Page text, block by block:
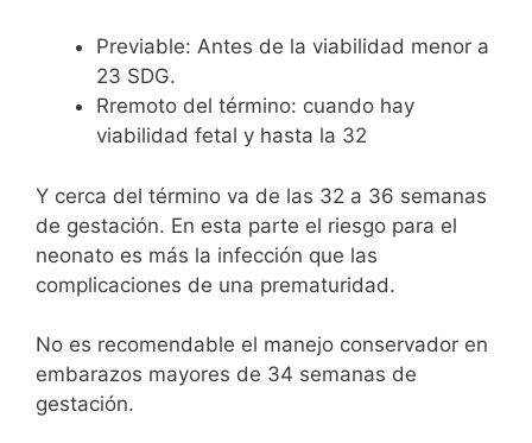
Previable: Antes de la viabilidad menor a
23 SDG.
Rremoto del término: cuando hay
viabilidad fetal y hasta la 32
Y cerca del término va de las 32 a 36 semanas
de gestación. En esta parte el riesgo para el
neonato es más la infección que las
complicaciones de una prematuridad.
No es recomendable el manejo conservador en
embarazos mayores de 34 semanas de
gestación.